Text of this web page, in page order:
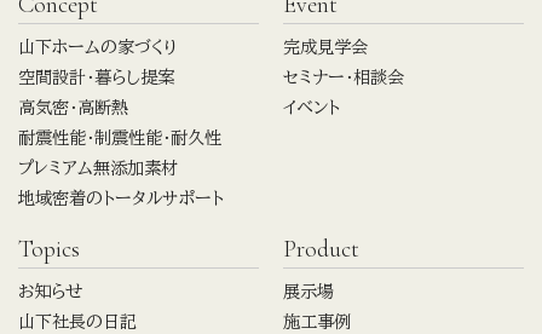
山下ホームの家づくり
空間設計・暮らし提案
高気密・高断熱
耐震性能・制震性能・耐久性
プレミアム無添加素材
地域密着のトータルサポート
完成見学会
セミナー・相談会
イベント
Topics
お知らせ
山下社長の日記
Product
展示場
施工事例